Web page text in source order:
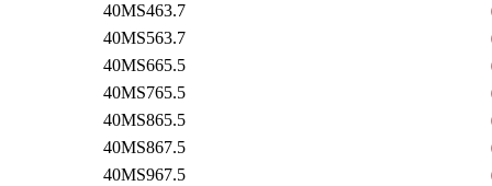
40MS463.7
40MS563.7
40MS665.5
40MS765.5
40MS865.5
40MS867.5
40MS967.5